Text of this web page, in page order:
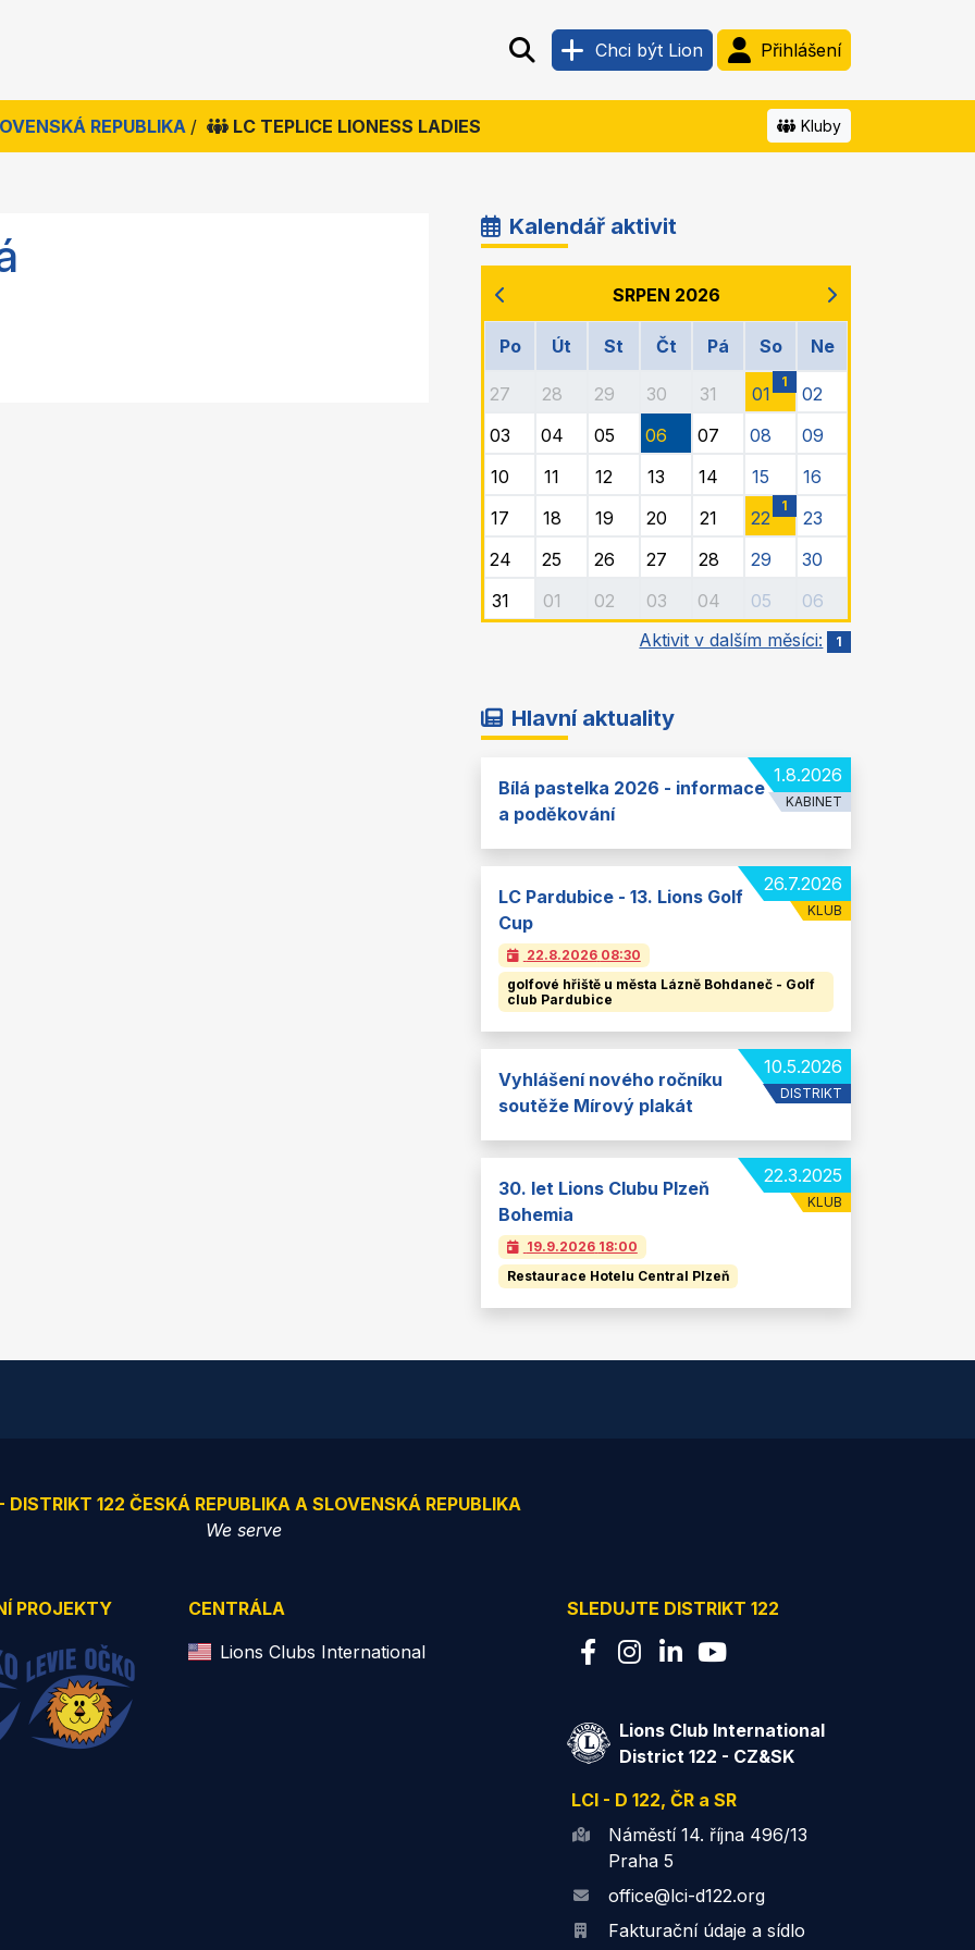
Chci být Lion Přihlášení
REPUBLIKA / LC TEPLICE LIONESS LADIES Kluby
Kalendář aktivit
SRPEN 2026
Po Út St Čt Pá So Ne
27 28 29 30 31 01
1
02
03
04 05 06 07 08
09
10
11 12 13 14 15
16
17
18 19 20 21 22
1
23
24
25 26 27 28 29
30
31
01 02 03 04 05
06
Aktivit v dalším měsíci:
1
Hlavní aktuality
1.8.2026
KABINET
Bílá pastelka 2026 - informace
a poděkování
26.7.2026
KLUB
LC Pardubice - 13. Lions Golf
Cup
22.8.2026 08:30
golfové hřiště u města Lázně Bohdaneč - Golf
club Pardubice
10.5.2026
DISTRIKT
Vyhlášení nového ročníku
soutěže Mírový plakát
22.3.2025
KLUB
30. let Lions Clubu Plzeň
Bohemia
19.9.2026 18:00
Restaurace Hotelu Central Plzeň
DISTRIKT 122 ČESKÁ REPUBLIKA A SLOVENSKÁ REPUBLIKA
We serve
PROJEKTY
CENTRÁLA
Lions Clubs International
SLEDUJTE DISTRIKT 122
Lions Club International
District 122 - CZ&SK
LCI - D 122, ČR a SR
Náměstí 14. října 496/13
Praha 5
office@lci-d122.org
Fakturační údaje a sídlo